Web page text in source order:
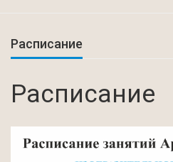
Расписание
Расписание